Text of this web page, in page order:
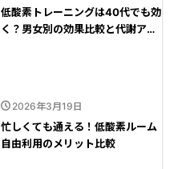
低酸素トレーニングは40代でも効
く？男女別の効果比較と代謝アッ
2026年3月19日
忙しくても通える！低酸素ルーム
自由利用のメリット比較